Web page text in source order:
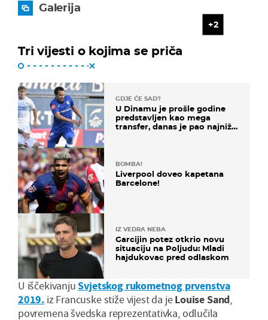
Galerija
2
Tri vijesti o kojima se priča
GDJE ĆE SAD?
U Dinamu je prošle godine
predstavljen kao mega
transfer, danas je pao najniže
BOMBA!
Liverpool doveo kapetana
Barcelone!
IZ VEDRA NEBA
Garcijin potez otkrio novu
situaciju na Poljudu: Mladi
hajdukovac pred odlaskom
U iščekivanjuSvjetskog rukometnog prvenstva
2019. iz Francuske stiže vijest da jeLouise Sand,
povremena švedska reprezentativka, odlučila